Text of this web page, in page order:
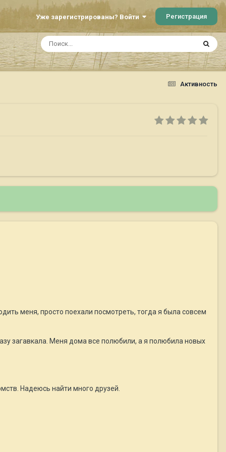
Уже зарегистрированы? Войти Регистрация
Активность
меня, просто поехали посмотреть, тогда я была совсем
загавкала. Меня дома все полюбили, а я полюбила новых
Надеюсь найти много друзей.